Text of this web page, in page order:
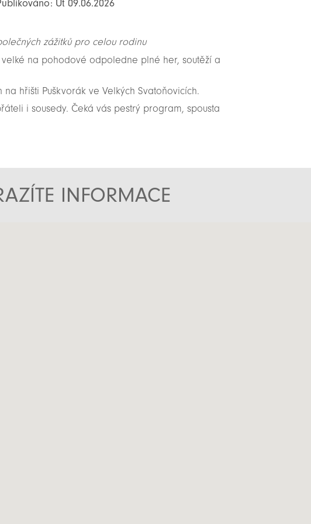
Út 09.06.2026
zážitků pro celou rodinu
velké na pohodové odpoledne plné her, soutěží a
hřišti Puškvorák ve Velkých Svatoňovicích.
i sousedy. Čeká vás pestrý program, spousta
INFORMACE